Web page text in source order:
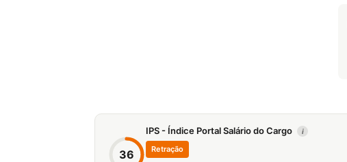
36
IPS - Índice Portal Salário do Cargo i
Retração